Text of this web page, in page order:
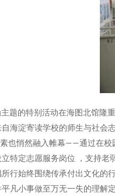
题的特别活动在海图北馆
海淀寄读学校的师生与社会
也悄然融入帷幕——通过在
特定志愿服务岗位 ，支持
行始终围绕传承付出文化
凡小事做至万无一失的理解